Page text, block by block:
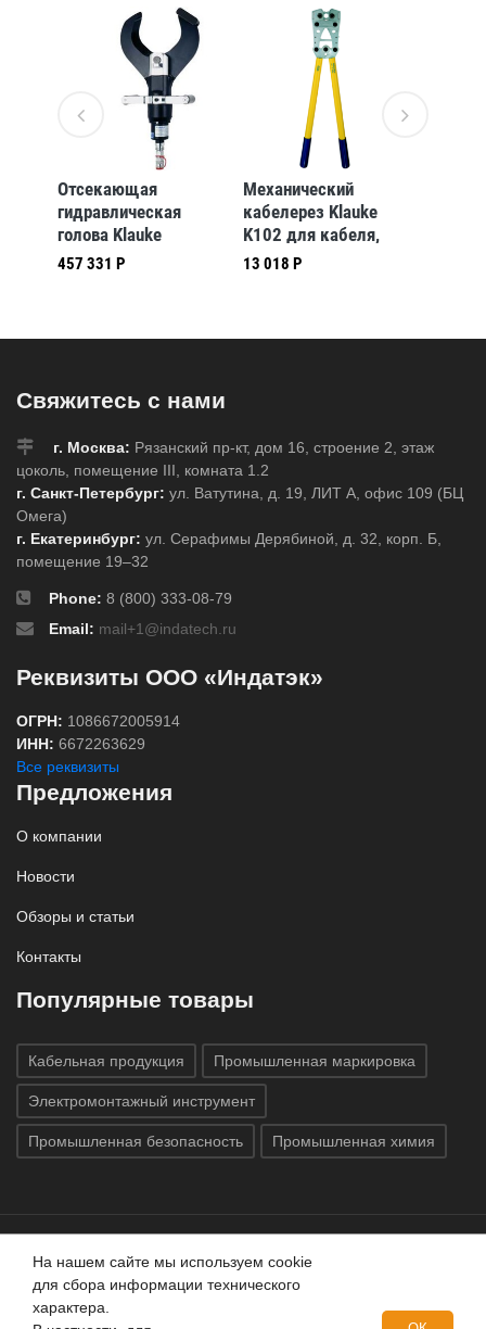
Отсекающая
гидравлическая
голова Klauke
SDK120 120кН
457 331 Р
Механический
кабелерез Klauke
K102 для кабеля,
макс. диам. 20мм
13 018 Р
Свяжитесь с нами
г. Москва: Рязанский пр-кт, дом 16, строение 2, этаж
цоколь, помещение III, комната 1.2
г. Санкт-Петербург: ул. Ватутина, д. 19, ЛИТ А, офис 109 (БЦ
Омега)
г. Екатеринбург: ул. Серафимы Дерябиной, д. 32, корп. Б,
помещение 19–32
Phone: 8 (800) 333-08-79
Email: mail+1@indatech.ru
Реквизиты ООО «Индатэк»
ОГРН: 1086672005914
ИНН: 6672263629
Все реквизиты
Предложения
О компании
Новости
Обзоры и статьи
Контакты
Популярные товары
Кабельная продукция Промышленная маркировка
Электромонтажный инструмент
Промышленная безопасность Промышленная химия
Все права защищены © 2020 ГК «Индатэк»
защищены.Использование материалов с сайта запрещено.
Данный сайт не является публичной офертой, определяемой
На нашем сайте мы используем cookie
для сбора информации технического
характера.